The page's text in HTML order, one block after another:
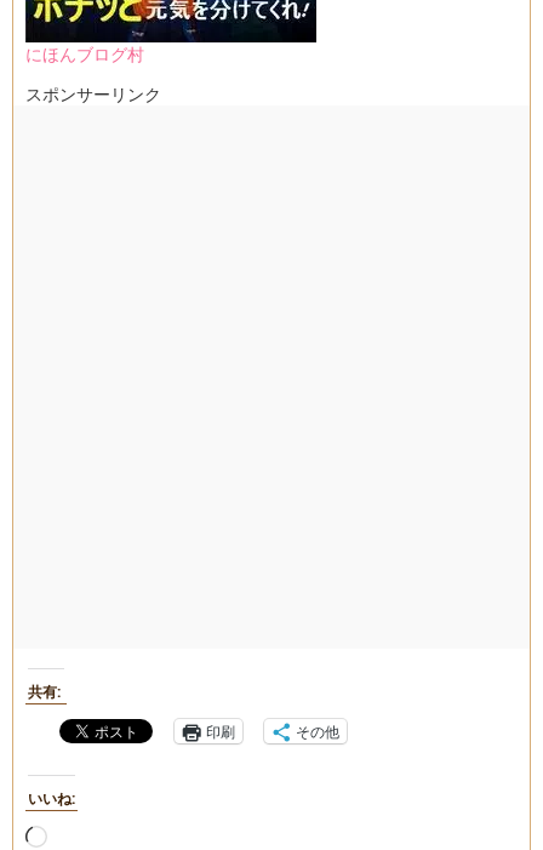
にほんブログ村
スポンサーリンク
共有:
印刷
その他
いいね:
読